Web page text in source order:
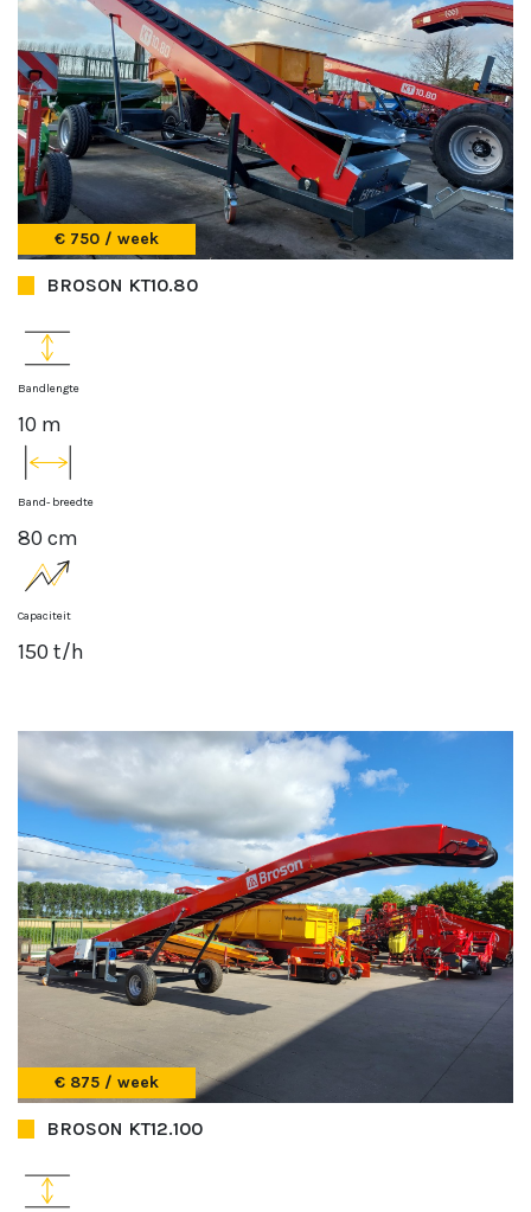
€ 750 / week
BROSON KT10.80
Bandlengte
10 m
Band- breedte
80 cm
Capaciteit
150 t/h
€ 875 / week
BROSON KT12.100